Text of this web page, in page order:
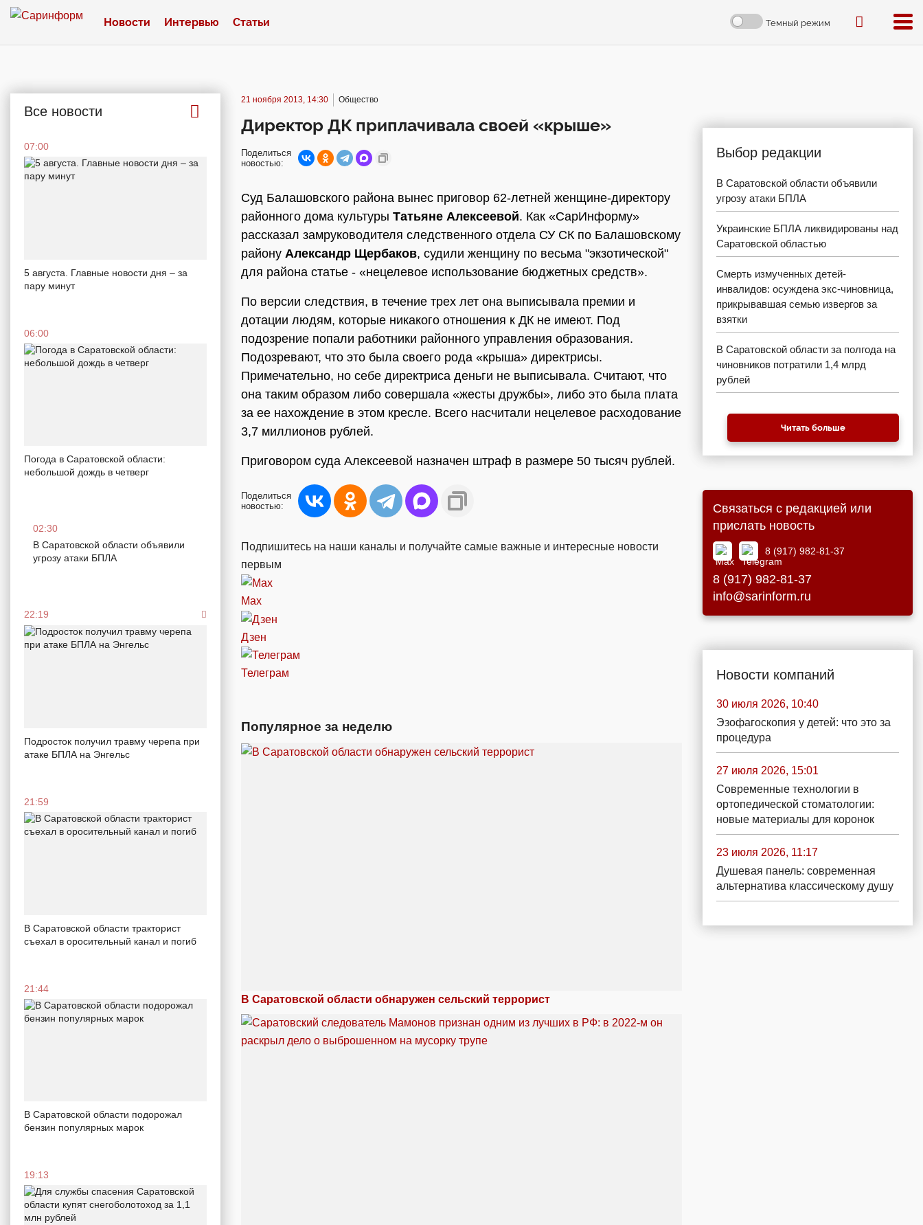
Новости Интервью Статьи Темный режим
Все новости
07:00
5 августа. Главные новости дня – за
пару минут
06:00
Погода в Саратовской области:
небольшой дождь в четверг
02:30
В Саратовской области объявили
угрозу атаки БПЛА
22:19
Подросток получил травму черепа при
атаке БПЛА на Энгельс
21:59
В Саратовской области тракторист
съехал в оросительный канал и погиб
21:44
В Саратовской области подорожал
бензин популярных марок
19:13
21 ноября 2013, 14:30 Общество
Директор ДК приплачивала своей «крыше»
Поделиться
новостью:
Суд Балашовского района вынес приговор 62-летней женщине-директору
районного дома культуры Татьяне Алексеевой. Как «СарИнформу»
рассказал замруководителя следственного отдела СУ СК по Балашовскому
району Александр Щербаков, судили женщину по весьма "экзотической"
для района статье - «нецелевое использование бюджетных средств».
По версии следствия, в течение трех лет она выписывала премии и
дотации людям, которые никакого отношения к ДК не имеют. Под
подозрение попали работники районного управления образования.
Подозревают, что это была своего рода «крыша» директрисы.
Примечательно, но себе директриса деньги не выписывала. Считают, что
она таким образом либо совершала «жесты дружбы», либо это была плата
за ее нахождение в этом кресле. Всего насчитали нецелевое расходование
3,7 миллионов рублей.
Приговором суда Алексеевой назначен штраф в размере 50 тысяч рублей.
Поделиться
новостью:
Подпишитесь на наши каналы и получайте самые важные и интересные новости
первым
Max
Дзен
Телеграм
Популярное за неделю
В Саратовской области обнаружен сельский террорист
Выбор редакции
В Саратовской области объявили
угрозу атаки БПЛА
Украинские БПЛА ликвидированы над
Саратовской областью
Смерть измученных детей-
инвалидов: осуждена экс-чиновница,
прикрывавшая семью извергов за
взятки
В Саратовской области за полгода на
чиновников потратили 1,4 млрд
рублей
Читать больше
Связаться с редакцией или
прислать новость
8 (917) 982-81-37
8 (917) 982-81-37
info@sarinform.ru
Новости компаний
30 июля 2026, 10:40
Эзофагоскопия у детей: что это за
процедура
27 июля 2026, 15:01
Современные технологии в
ортопедической стоматологии:
новые материалы для коронок
23 июля 2026, 11:17
Душевая панель: современная
альтернатива классическому душу